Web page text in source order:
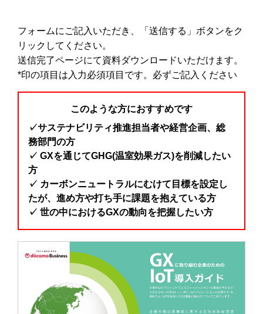
フォームにご記入いただき、「送信する」ボタンをク
リックしてください。
送信完了ページにて資料ダウンロードいただけます。
*印の項目は入力必須項目です。必ずご記入ください
このような方におすすめです
✓サステナビリティ推進担当者や経営企画、総
務部門の方
✓ GXを通じてGHG(温室効果ガス)を削減したい
方
✓ カーボンニュートラルにむけて目標を設定し
たが、進め方や打ち手に課題を抱えている方
✓ 世の中におけるGXの動向を把握したい方